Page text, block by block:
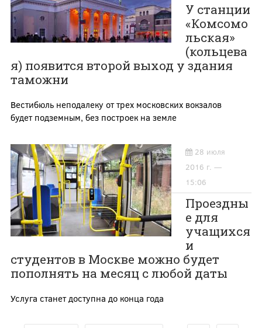
У станции
«Комсомо
льская»
(кольцева
я) появится второй выход у здания
таможни
Вестибюль неподалеку от трех московских вокзалов
будет подземным, без построек на земле
28 июля
2016 г. —
15:06
Проездны
е для
учащихся
и
студентов в Москве можно будет
пополнять на месяц с любой даты
Услуга станет доступна до конца года